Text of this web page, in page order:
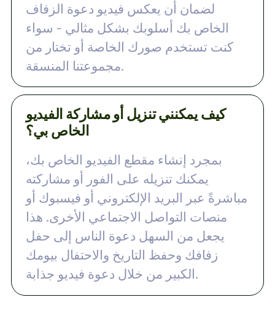
لضمان أن يعكس فيديو دعوة الزفاف
الخاص بك أسلوبك بشكل مثالي - سواء
كنت تستخدم صورك الخاصة أو تختار من
مجموعتنا المنسقة.
كيف يمكنني تنزيل أو مشاركة الفيديو
الخاص بي؟
بمجرد إنشاء مقطع الفيديو الخاص بك،
يمكنك تنزيله على الفور أو مشاركته
مباشرةً عبر البريد الإلكتروني أو فيسبوك أو
منصات التواصل الاجتماعي الأخرى. هذا
يجعل من السهل دعوة الناس إلى حفل
زفافك وحفظ التاريخ والاحتفال بيومك
الكبير من خلال دعوة فيديو جذابة.